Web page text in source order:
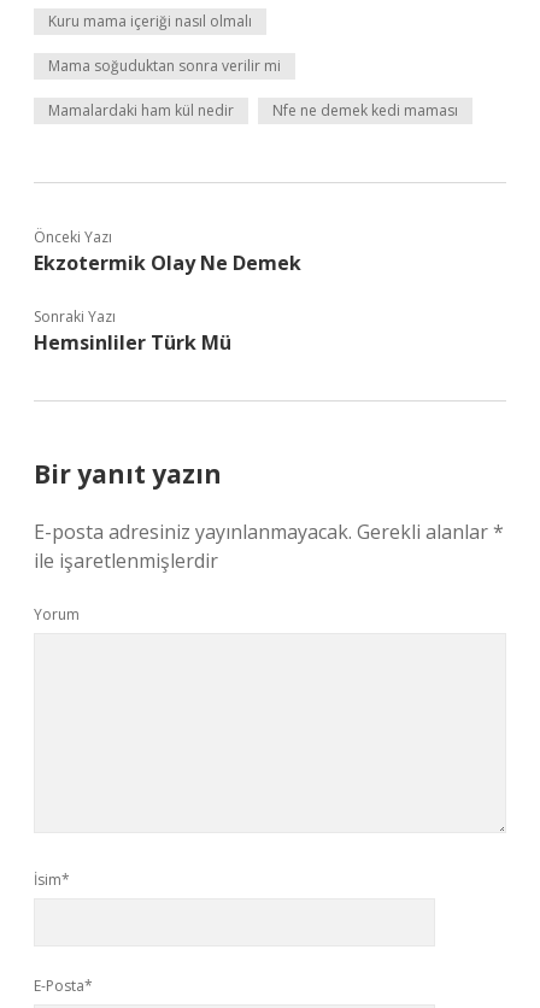
Kuru mama içeriği nasıl olmalı
Mama soğuduktan sonra verilir mi
Mamalardaki ham kül nedir Nfe ne demek kedi maması
Önceki Yazı
Ekzotermik Olay Ne Demek
Sonraki Yazı
Hemsinliler Türk Mü
Bir yanıt yazın
E-posta adresiniz yayınlanmayacak. Gerekli alanlar*
ile işaretlenmişlerdir
Yorum
İsim*
E-Posta*